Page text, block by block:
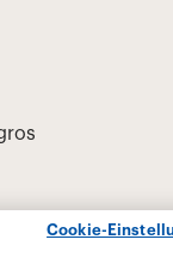
Cookie-